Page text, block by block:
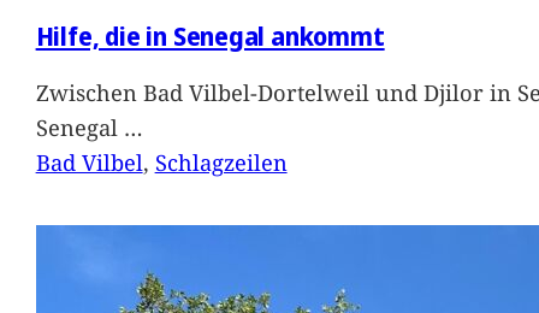
Hilfe, die in Senegal ankommt
Zwischen Bad Vilbel-Dortelweil und Djilor in
Senegal …
Bad Vilbel, Schlagzeilen